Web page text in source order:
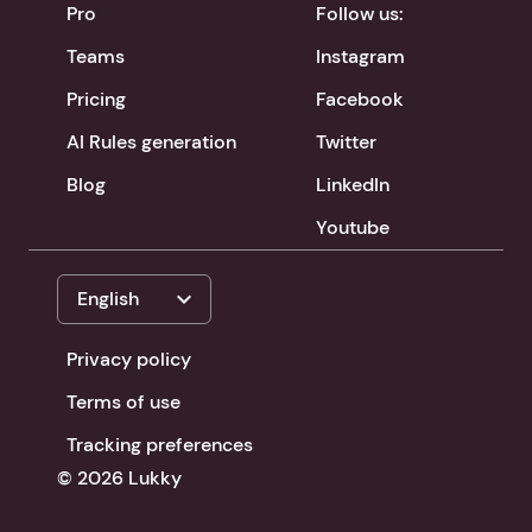
Pro
Teams
Pricing
AI Rules generation
Blog
Follow us:
Instagram
Facebook
Twitter
LinkedIn
Youtube
English expand_more
Privacy policy
Terms of use
Tracking preferences
© 2026 Lukky